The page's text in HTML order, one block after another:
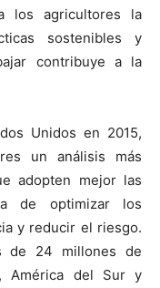
los agricultores la
sostenibles y
contribuye a la
Unidos en 2015,
un análisis más
adopten mejor las
de optimizar los
y reducir el riesgo.
de 24 millones de
América del Sur y